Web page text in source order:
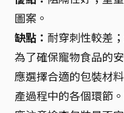
圖案。
缺點： 耐穿刺性較差
為了確保寵物食品的
應選擇合適的包裝材
產過程中的各個環節